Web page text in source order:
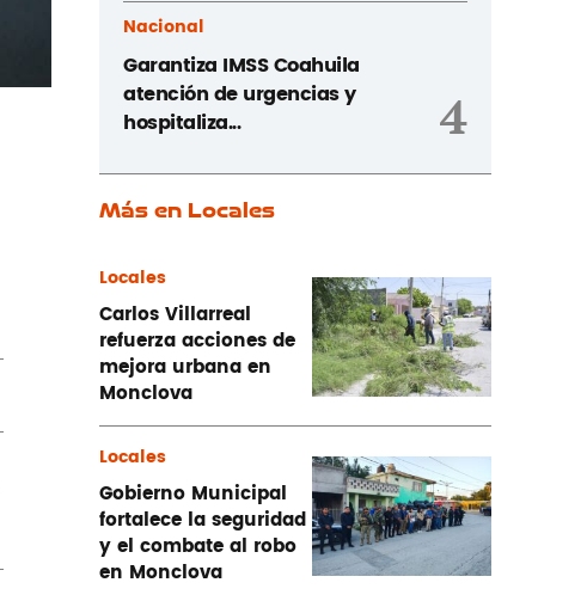
Nacional
Garantiza IMSS Coahuila
atención de urgencias y
hospitaliza...
4
Más en Locales
Locales
Carlos Villarreal
refuerza acciones de
mejora urbana en
Monclova
Locales
Gobierno Municipal
fortalece la seguridad
y el combate al robo
en Monclova